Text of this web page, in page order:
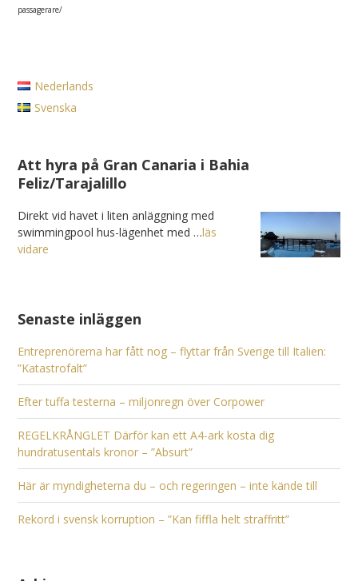
passagerare/
Nederlands
Svenska
Att hyra på Gran Canaria i Bahia
Feliz/Tarajalillo
Direkt vid havet i liten anläggning med
swimmingpool hus-lägenhet med …läs
vidare
Senaste inläggen
Entreprenörerna har fått nog – flyttar från Sverige till Italien:
”Katastrofalt”
Efter tuffa testerna – miljonregn över Corpower
REGELKRÅNGLET Därför kan ett A4-ark kosta dig
hundratusentals kronor – ”Absurt”
Här är myndigheterna du – och regeringen – inte kände till
Rekord i svensk korruption – ”Kan fiffla helt straffritt”